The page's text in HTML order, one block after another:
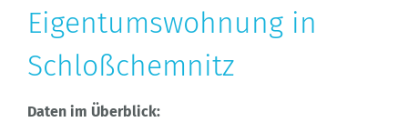
Eigentumswohnung in
Schloßchemnitz
Daten im Überblick: